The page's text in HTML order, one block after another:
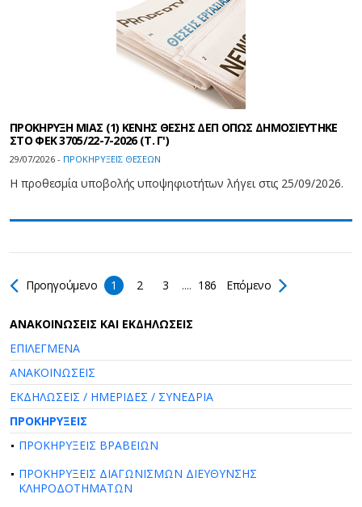
ΠΡΟΚΗΡΥΞΗ ΜΙΑΣ (1) ΚΕΝΗΣ ΘΕΣΗΣ ΔΕΠ ΟΠΩΣ ΔΗΜΟΣΙΕΥΤΗΚΕ
ΣΤΟ ΦΕΚ 3705/22-7-2026 (Τ. Γ')
29/07/2026 - ΠΡΟΚΗΡΥΞΕΙΣ ΘΕΣΕΩΝ
Η προθεσμία υποβολής υποψηφιοτήτων λήγει στις 25/09/2026.
Προηγούμενο 1 2 3 .... 186 Επόμενο
AΝΑΚΟΙΝΩΣΕΙΣ ΚΑΙ ΕΚΔΗΛΩΣΕΙΣ
ΕΠΙΛΕΓΜΕΝΑ
ΑΝΑΚΟΙΝΩΣΕΙΣ
ΕΚΔΗΛΩΣΕΙΣ / ΗΜΕΡΙΔΕΣ / ΣΥΝΕΔΡΙΑ
ΠΡΟΚΗΡΥΞΕΙΣ
ΠΡΟΚΗΡΥΞΕΙΣ ΒΡΑΒΕΙΩΝ
ΠΡΟΚΗΡΥΞΕΙΣ ΔΙΑΓΩΝΙΣΜΩΝ ΔΙΕΥΘΥΝΣΗΣ
ΚΛΗΡΟΔΟΤΗΜΑΤΩΝ